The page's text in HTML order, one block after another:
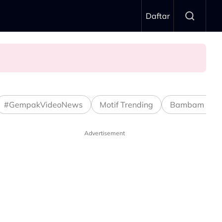
Daftar
Annuar
#GempakVideoNews Motif Trending Bambam
Advertisement